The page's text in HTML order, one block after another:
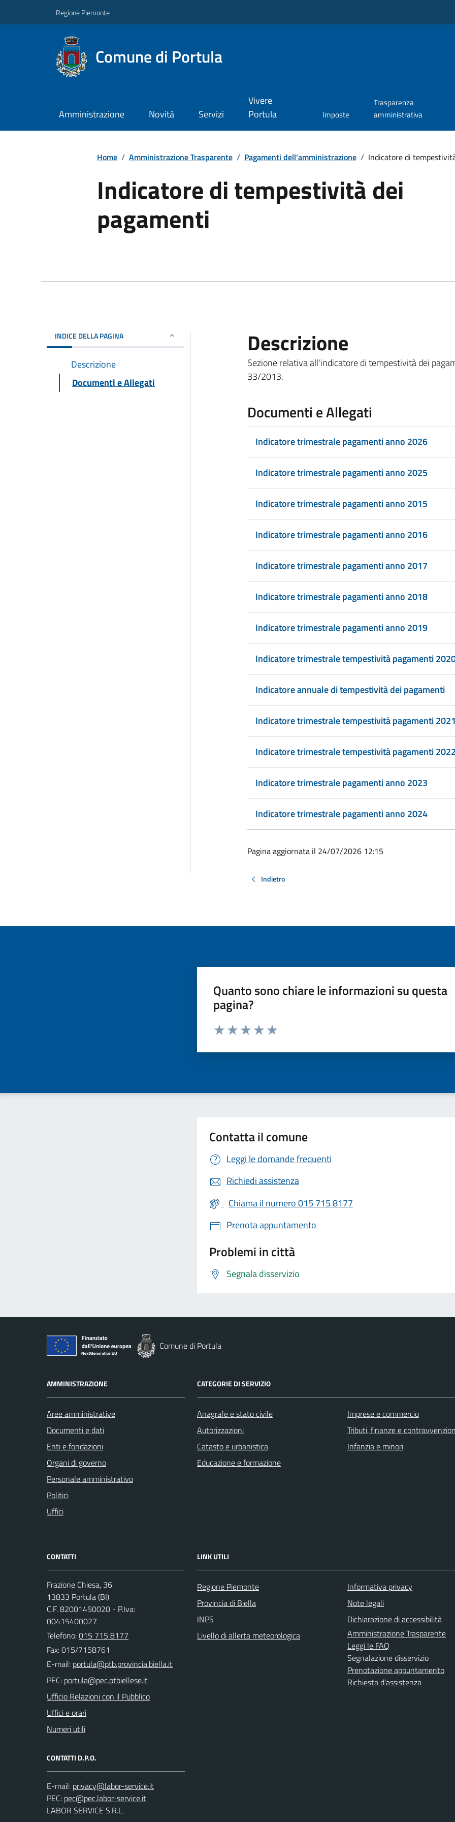
Regione Piemonte
Comune di Portula
Amministrazione Novità Servizi
Vivere
Portula
Imposte
Trasparenza
amministrativa
Home / Amministrazione Trasparente / Pagamenti dell'amministrazione / Indicatore di
Indicatore di tempestività dei
pagamenti
INDICE DELLA PAGINA
Descrizione
Documenti e Allegati
Descrizione
Sezione relativa all'indicatore di tempestività dei
33/2013.
Documenti e Allegati
Indicatore trimestrale pagamenti anno 2026
Indicatore trimestrale pagamenti anno 2025
Indicatore trimestrale pagamenti anno 2015
Indicatore trimestrale pagamenti anno 2016
Indicatore trimestrale pagamenti anno 2017
Indicatore trimestrale pagamenti anno 2018
Indicatore trimestrale pagamenti anno 2019
Indicatore trimestrale tempestività pagamenti
Indicatore annuale di tempestività dei pagamenti
Indicatore trimestrale tempestività pagamenti
Indicatore trimestrale tempestività pagamenti
Indicatore trimestrale pagamenti anno 2023
Indicatore trimestrale pagamenti anno 2024
Pagina aggiornata il 24/07/2026 12:15
Indietro
Quanto sono chiare le informazioni su questa
pagina?
Valuta da 1 a 5 stelle la pagina
Contatta il comune
Leggi le domande frequenti
Richiedi assistenza
Chiama il numero 015 715 8177
Prenota appuntamento
Problemi in città
Segnala disservizio
Comune di Portula
AMMINISTRAZIONE
Aree amministrative
Documenti e dati
Enti e fondazioni
Organi di governo
Personale amministrativo
Politici
Uffici
CATEGORIE DI SERVIZIO
Anagrafe e stato civile
Autorizzazioni
Catasto e urbanistica
Educazione e formazione
Imprese e commercio
Tributi, finanze e
Infanzia e minori
CONTATTI
Frazione Chiesa, 36
13833 Portula (BI)
C.F. 82001450020 - P.Iva:
00415400027
Telefono:015 715 8177
Fax: 015/7158761
E-mail:
PEC:
Ufficio Relazioni con il Pubblico
Uffici e orari
Numeri utili
CONTATTI D.P.O.
E-mail:
PEC:
LABOR SERVICE S.R.L.
LINK UTILI
Regione Piemonte
Provincia di Biella
INPS
Livello di allerta meteorologica
Informativa privacy
Note legali
Dichiarazione di accessibilità
Amministrazione Trasparente
Leggi le FAQ
Segnalazione disservizio
Prenotazione appuntamento
Richiesta d'assistenza